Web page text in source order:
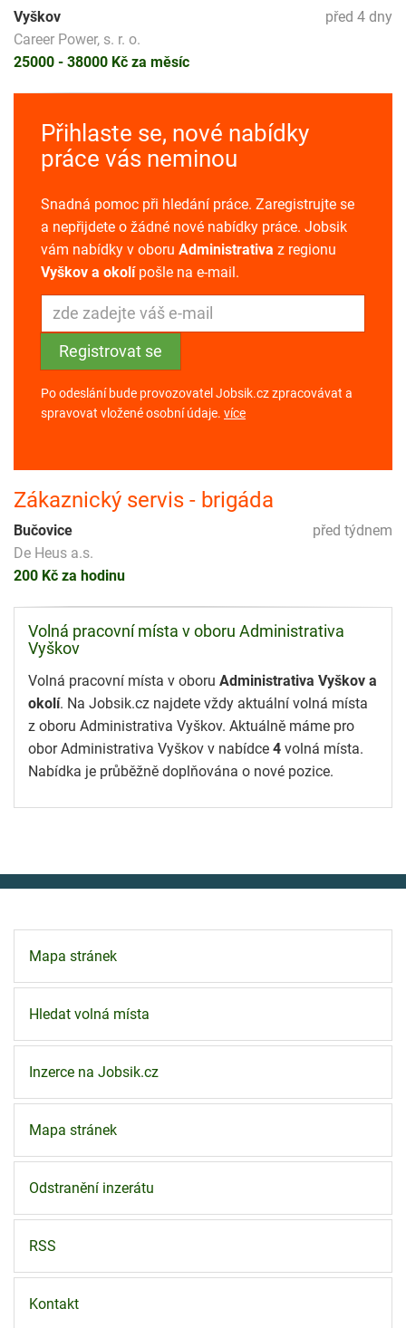
před 4 dny
Vyškov
Career Power, s. r. o.
25000 - 38000 Kč za měsíc
Přihlaste se, nové nabídky
práce vás neminou
Snadná pomoc při hledání práce. Zaregistrujte se
a nepřijdete o žádné nové nabídky práce. Jobsik
vám nabídky v oboru Administrativa z regionu
Vyškov a okolípošle na e-mail.
Po odeslání bude provozovatel Jobsik.cz zpracovávat a
spravovat vložené osobní údaje. více
Zákaznický servis - brigáda
před týdnem
Bučovice
De Heus a.s.
200 Kč za hodinu
Volná pracovní místa v oboru Administrativa
Vyškov
Volná pracovní místa v oboru Administrativa Vyškov a
okolí. Na Jobsik.cz najdete vždy aktuální volná místa
z oboru Administrativa Vyškov. Aktuálně máme pro
obor Administrativa Vyškov v nabídce 4 volná místa.
Nabídka je průběžně doplňována o nové pozice.
Mapa stránek
Hledat volná místa
Inzerce na Jobsik.cz
Mapa stránek
Odstranění inzerátu
RSS
Kontakt